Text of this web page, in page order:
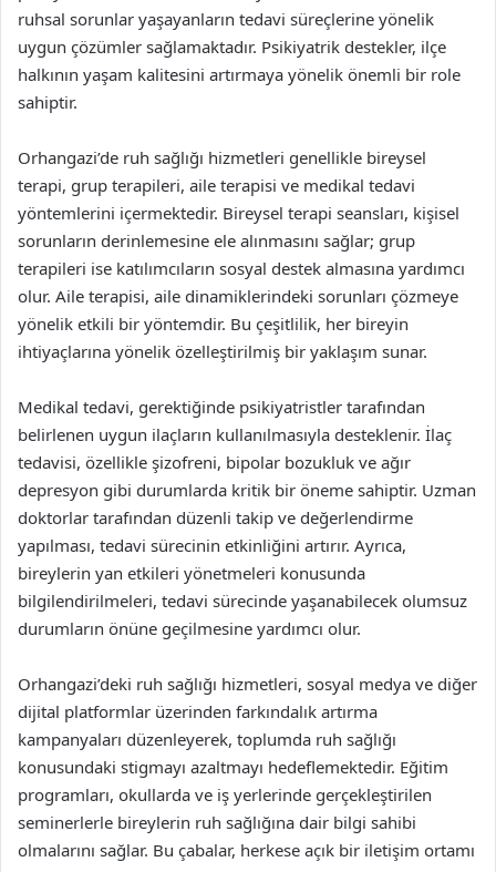
ruhsal sorunlar yaşayanların tedavi süreçlerine yönelik
uygun çözümler sağlamaktadır. Psikiyatrik destekler, ilçe
halkının yaşam kalitesini artırmaya yönelik önemli bir role
sahiptir.
Orhangazi’de ruh sağlığı hizmetleri genellikle bireysel
terapi, grup terapileri, aile terapisi ve medikal tedavi
yöntemlerini içermektedir. Bireysel terapi seansları, kişisel
sorunların derinlemesine ele alınmasını sağlar; grup
terapileri ise katılımcıların sosyal destek almasına yardımcı
olur. Aile terapisi, aile dinamiklerindeki sorunları çözmeye
yönelik etkili bir yöntemdir. Bu çeşitlilik, her bireyin
ihtiyaçlarına yönelik özelleştirilmiş bir yaklaşım sunar.
Medikal tedavi, gerektiğinde psikiyatristler tarafından
belirlenen uygun ilaçların kullanılmasıyla desteklenir. İlaç
tedavisi, özellikle şizofreni, bipolar bozukluk ve ağır
depresyon gibi durumlarda kritik bir öneme sahiptir. Uzman
doktorlar tarafından düzenli takip ve değerlendirme
yapılması, tedavi sürecinin etkinliğini artırır. Ayrıca,
bireylerin yan etkileri yönetmeleri konusunda
bilgilendirilmeleri, tedavi sürecinde yaşanabilecek olumsuz
durumların önüne geçilmesine yardımcı olur.
Orhangazi’deki ruh sağlığı hizmetleri, sosyal medya ve diğer
dijital platformlar üzerinden farkındalık artırma
kampanyaları düzenleyerek, toplumda ruh sağlığı
konusundaki stigmayı azaltmayı hedeflemektedir. Eğitim
programları, okullarda ve iş yerlerinde gerçekleştirilen
seminerlerle bireylerin ruh sağlığına dair bilgi sahibi
olmalarını sağlar. Bu çabalar, herkese açık bir iletişim ortamı